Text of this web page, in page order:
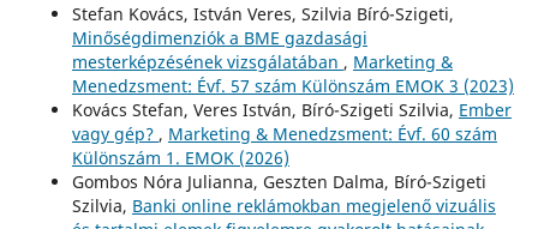
Stefan Kovács, István Veres, Szilvia Bíró-Szigeti,
Minőségdimenziók a BME gazdasági
mesterképzésének vizsgálatában , Marketing &
Menedzsment: Évf. 57 szám Különszám EMOK 3 (2023)
Kovács Stefan, Veres István, Bíró-Szigeti Szilvia, Ember
vagy gép? , Marketing & Menedzsment: Évf. 60 szám
Különszám 1. EMOK (2026)
Gombos Nóra Julianna, Geszten Dalma, Bíró-Szigeti
Szilvia, Banki online reklámokban megjelenő vizuális